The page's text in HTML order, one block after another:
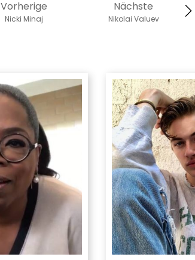
Nächste
Nikolai Valuev
Vorherige
Nicki Minaj